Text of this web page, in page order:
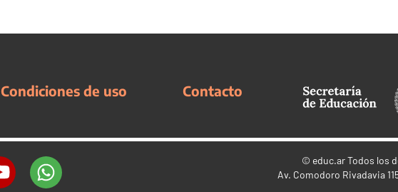
Condiciones de uso Contacto
© educ.arTodos los
Av. Comodoro Rivadavia